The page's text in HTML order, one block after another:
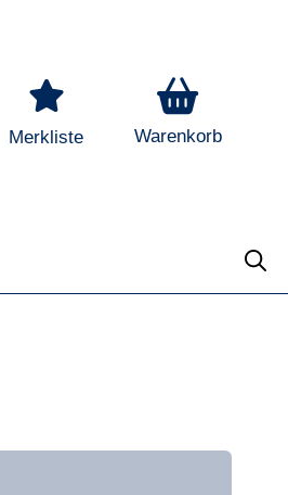
Merkliste Warenkorb